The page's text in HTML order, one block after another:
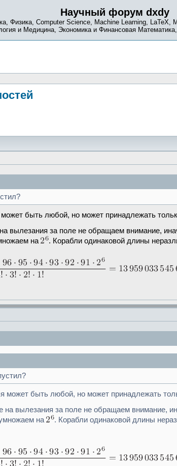
Научный форум dxdy
Физика, Computer Science, Machine Learning, LaTeX,
и Медицина, Экономика и Финансовая
может быть любой, но может принадлежать
вылезания за поле не обращаем внимание,
на
. Корабли одинаковой длины
может быть любой, но может принадлежать
на вылезания за поле не обращаем внимание,
на
. Корабли одинаковой длины